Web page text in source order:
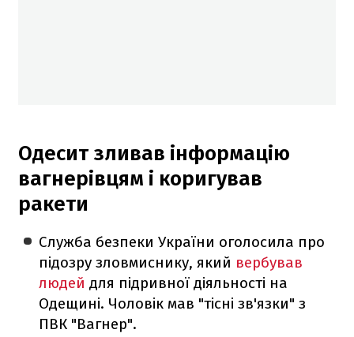
Одесит зливав інформацію
вагнерівцям і коригував
ракети
Служба безпеки України оголосила про
підозру зловмиснику, який вербував
людей для підривної діяльності на
Одещині. Чоловік мав "тісні зв'язки" з
ПВК "Вагнер".